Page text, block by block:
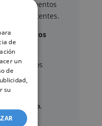
documentos
competentes.
podemos
podemos
nacimiento,
de
un
de
su